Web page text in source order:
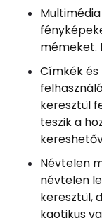
mémeket.
Címkék és
keresztül
teszik a
Névtelen
névtelen
keresztül,
kaotikus